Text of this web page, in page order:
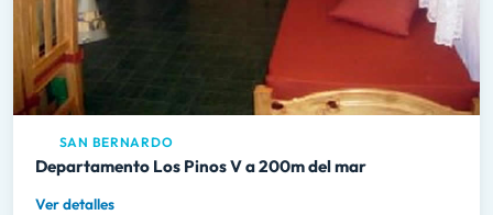
SAN BERNARDO
Departamento Los Pinos V a 200m del mar
Ver detalles